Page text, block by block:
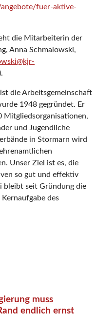
fuer-aktive-
die Mitarbeiterin der
Anna Schmalowski,
die Arbeitsgemeinschaft
1948 gegründet. Er
Mitgliedsorganisationen,
und Jugendliche
in Stormarn wird
Unser Ziel ist es, die
so gut und effektiv
bleibt seit Gründung die
des
muss
endlich ernst